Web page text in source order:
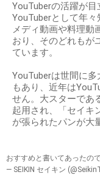
YouTuberの活躍が
YouTuberとして年
メディ動画や料理動
おり、そのどれもが
ています。
YouTuberは世間に
もあり、近年は
せん。大スターであ
起用され、「セイキ
が張られたパンが大
おすすめと書いてあったの
— SEIKIN セイキン